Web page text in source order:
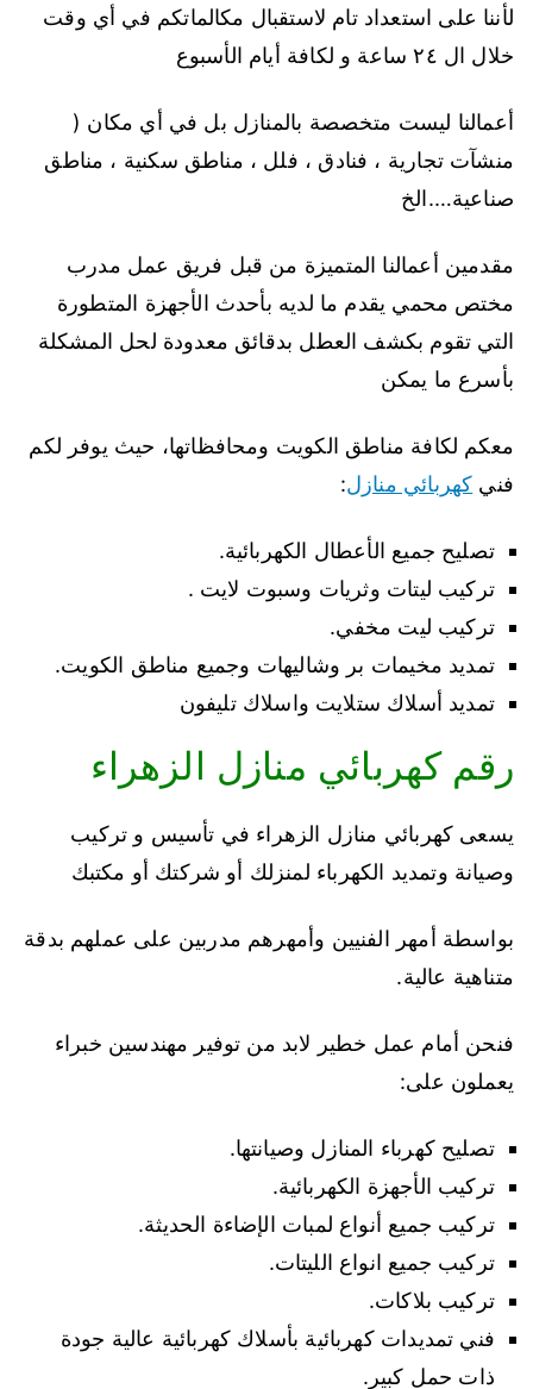
لأننا على استعداد تام لاستقبال مكالماتكم في أي وقت
خلال ال ٢٤ ساعة و لكافة أيام الأسبوع
أعمالنا ليست متخصصة بالمنازل بل في أي مكان (
منشآت تجارية ، فنادق ، فلل ، مناطق سكنية ، مناطق
صناعية….الخ
مقدمين أعمالنا المتميزة من قبل فريق عمل مدرب
مختص محمي يقدم ما لديه بأحدث الأجهزة المتطورة
التي تقوم بكشف العطل بدقائق معدودة لحل المشكلة
بأسرع ما يمكن
معكم لكافة مناطق الكويت ومحافظاتها، حيث يوفر لكم
فني كهربائي منازل:
تصليح جميع الأعطال الكهربائية.
تركيب ليتات وثريات وسبوت لايت .
تركيب ليت مخفي.
تمديد مخيمات بر وشاليهات وجميع مناطق الكويت.
تمديد أسلاك ستلايت واسلاك تليفون
رقم كهربائي منازل الزهراء
يسعى كهربائي منازل الزهراء في تأسيس و تركيب
وصيانة وتمديد الكهرباء لمنزلك أو شركتك أو مكتبك
بواسطة أمهر الفنيين وأمهرهم مدربين على عملهم بدقة
متناهية عالية.
فنحن أمام عمل خطير لابد من توفير مهندسين خبراء
يعملون على:
تصليح كهرباء المنازل وصيانتها.
تركيب الأجهزة الكهربائية.
تركيب جميع أنواع لمبات الإضاءة الحديثة.
تركيب جميع انواع الليتات.
تركيب بلاكات.
فني تمديدات كهربائية بأسلاك كهربائية عالية جودة
ذات حمل كبير.